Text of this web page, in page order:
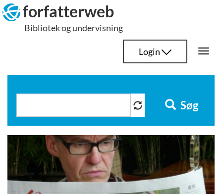
Hop
til
indhold
forfatterweb
Bibliotek og undervisning
Login
Søg